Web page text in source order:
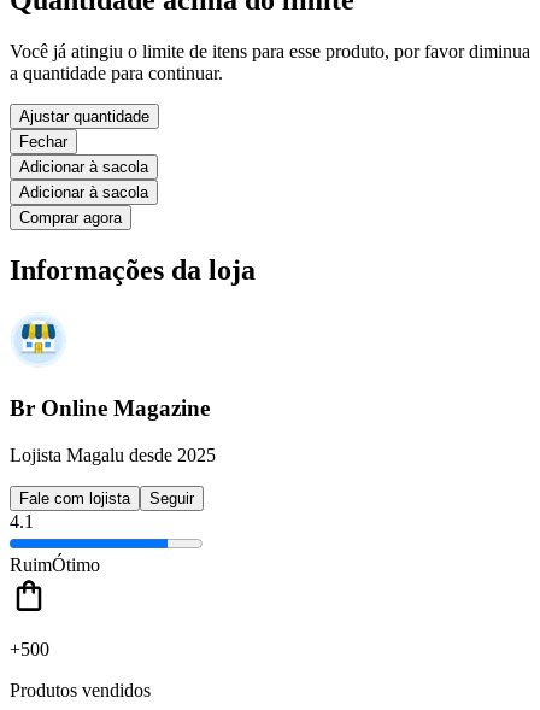
Você já atingiu o limite de itens para esse produto, por favor diminua
a quantidade para continuar.
Ajustar quantidade
Fechar
Adicionar à sacola
Adicionar à sacola
Comprar agora
Informações da loja
Br Online Magazine
Lojista Magalu desde 2025
Fale com lojista Seguir
4.1
RuimÓtimo
+500
Produtos vendidos